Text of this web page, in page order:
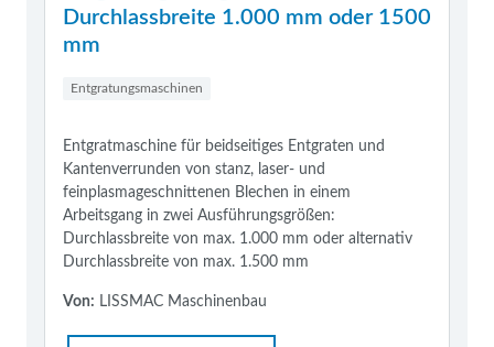
Durchlassbreite 1.000 mm oder 1500
mm
Entgratungsmaschinen
Entgratmaschine für beidseitiges Entgraten und
Kantenverrunden von stanz, laser- und
feinplasmageschnittenen Blechen in einem
Arbeitsgang in zwei Ausführungsgrößen:
Durchlassbreite von max. 1.000 mm oder alternativ
Durchlassbreite von max. 1.500 mm
Von: LISSMAC Maschinenbau